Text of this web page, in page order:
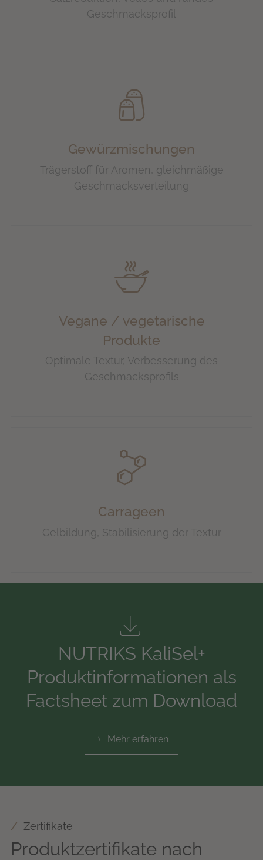
Geschmacksprofil
Gewürzmischungen
Trägerstoff für Aromen, gleichmäßige
Geschmacksverteilung
Vegane / vegetarische
Produkte
Optimale Textur, Verbesserung des
Geschmacksprofils
Carrageen
Gelbildung, Stabilisierung der Textur
NUTRIKS KaliSel+
Produktinformationen als
Factsheet zum Download
Mehr erfahren
Zertifikate
Produktzertifikate nach